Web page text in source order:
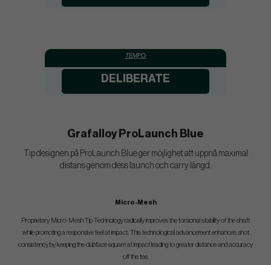
TEMPO:
DELIBERATE
Grafalloy ProLaunch Blue
Tip designen på ProLaunch Blue ger möjlighet att uppnå maximal
distans genom dess launch och carry längd.
Micro-Mesh
Proprietary Micro-Mesh Tip Technology radically improves the torsional stability of the shaft
while promoting a responsive feel at impact. This technological advancement enhances shot
consistency by keeping the clubface square at impact leading to greater distance and accuracy
off the tee.